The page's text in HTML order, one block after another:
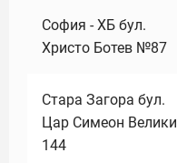
София - ХБ бул.
Христо Ботев №87
Стара Загора бул.
Цар Симеон Велики
144